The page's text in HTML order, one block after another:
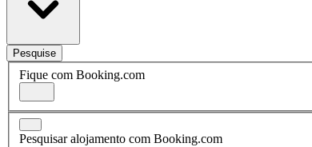
Pesquise
Fique com Booking.com
Pesquisar alojamento com Booking.com